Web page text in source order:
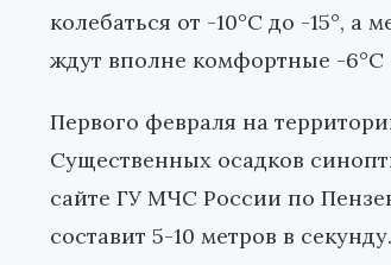
колебаться от -10°С до -15°,
ждут вполне комфортные -6°С
Первого февраля на
Существенных осадков
сайте ГУ МЧС России по
составит 5-10 метров в секунду.